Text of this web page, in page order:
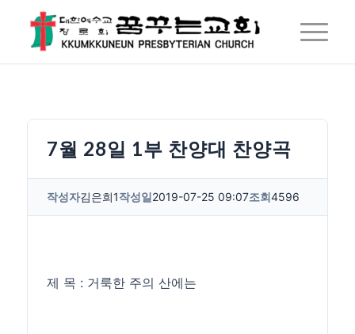
7월 28일 1부 찬양대 찬양곡
작성자김은희1작성일2019-07-25 09:07조회4596
제 목 : 거룩한 주의 산에는